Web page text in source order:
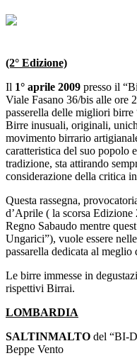
(2° Edizione)
Il 1° aprile 2009 presso il
Viale Fasano 36/bis alle ore
passerella delle migliori
Birre inusuali, originali,
movimento birrario
caratteristica del suo popolo
tradizione, sta attirando
considerazione della critica
Questa rassegna,
d’Aprile ( la scorsa
Regno Sabaudo mentre
Ungarici”), vuole essere
passarella dedicata al
Le birre immesse in
rispettivi Birrai.
LOMBARDIA
SALTINMALTO del “BI-
Beppe Vento